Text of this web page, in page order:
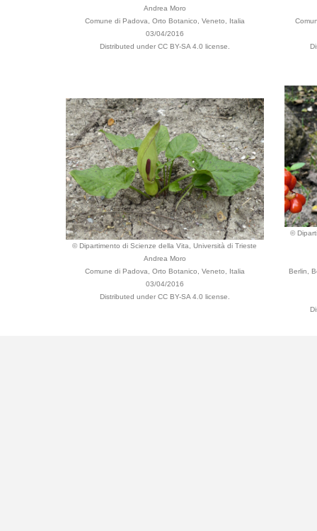
Andrea Moro
Comune di Padova, Orto Botanico, Veneto, Italia
03/04/2016
Distributed under CC BY-SA 4.0 license.
© Dipartimento di Scienze della Vita, Università di Trieste
Andrea Moro
Comune di Padova, Orto Botanico, Veneto, Italia
03/04/2016
Distributed under CC BY-SA 4.0 license.
©
Berlin,